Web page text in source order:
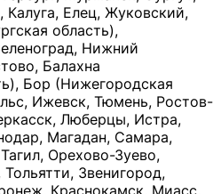
Калуга, Елец, Жуковский,
область),
Нижний
Балахна
Бор (Нижегородская
Ижевск, Тюмень, Ростов-
Люберцы, Истра,
Магадан, Самара,
Орехово-Зуево,
Звенигород,
Краснокамск, Миасс,